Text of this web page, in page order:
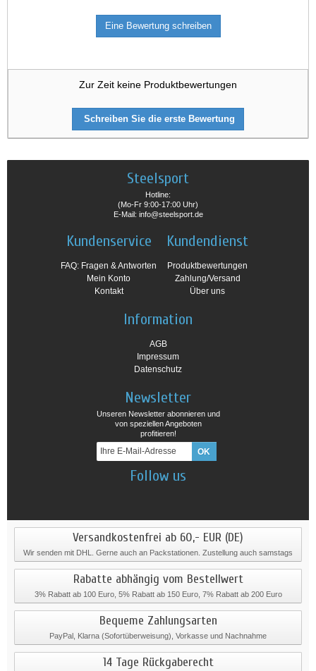
Eine Bewertung schreiben
Zur Zeit keine Produktbewertungen
Schreiben Sie die erste Bewertung
Steelsport
Hotline:
(Mo-Fr 9:00-17:00 Uhr)
E-Mail: info@steelsport.de
Kundenservice
FAQ: Fragen & Antworten
Mein Konto
Kontakt
Kundendienst
Produktbewertungen
Zahlung/Versand
Über uns
Information
AGB
Impressum
Datenschutz
Newsletter
Unseren Newsletter abonnieren und
von speziellen Angeboten
profitieren!
Follow us
Versandkostenfrei ab 60,- EUR (DE)
Wir senden mit DHL. Gerne auch an Packstationen. Zustellung auch samstags
Rabatte abhängig vom Bestellwert
3% Rabatt ab 100 Euro, 5% Rabatt ab 150 Euro, 7% Rabatt ab 200 Euro
Bequeme Zahlungsarten
PayPal, Klarna (Sofortüberweisung), Vorkasse und Nachnahme
14 Tage Rückgaberecht